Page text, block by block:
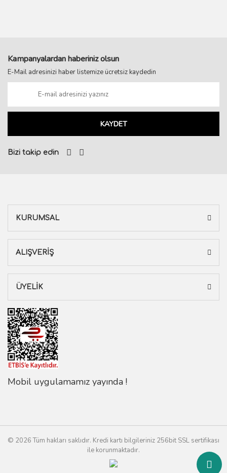
Kampanyalardan haberiniz olsun
E-Mail adresinizi haber listemize ücretsiz kaydedin
KAYDET
Bizi takip edin
KURUMSAL
ALIŞVERİŞ
ÜYELİK
Mobil uygulamamız yayında !
© 2026 Tüm hakları saklıdır. Kredi kartı bilgileriniz 256bit SSL sertifikası
ile korunmaktadır.